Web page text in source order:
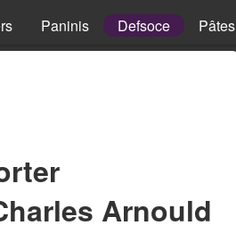
Paninis Defsoce Pâtes
Arnould